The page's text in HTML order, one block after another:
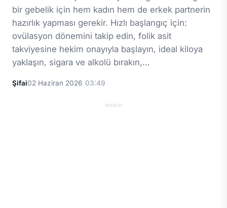
bir gebelik için hem kadın hem de erkek partnerin
hazırlık yapması gerekir. Hızlı başlangıç için:
ovülasyon dönemini takip edin, folik asit
takviyesine hekim onayıyla başlayın, ideal kiloya
yaklaşın, sigara ve alkolü bırakın,...
Şifai02 Haziran 2026 03:49
reklam